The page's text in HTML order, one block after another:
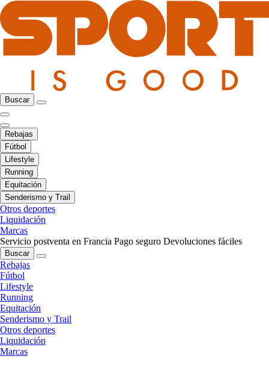
Buscar
Rebajas
Fútbol
Lifestyle
Running
Equitación
Senderismo y Trail
Otros deportes
Liquidación
Marcas
Servicio postventa en Francia Pago seguro Devoluciones fáciles
Buscar
Rebajas
Fútbol
Lifestyle
Running
Equitación
Senderismo y Trail
Otros deportes
Liquidación
Marcas